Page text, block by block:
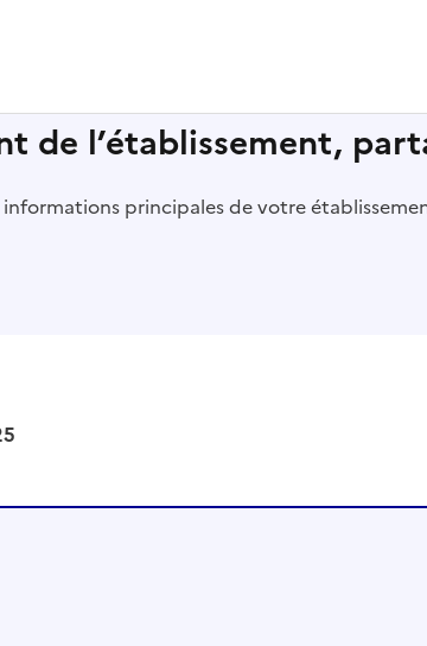
de l’établissement,
principales de votre